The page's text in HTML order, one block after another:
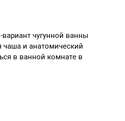
чугунной ванны
и анатомический
в ванной комнате в